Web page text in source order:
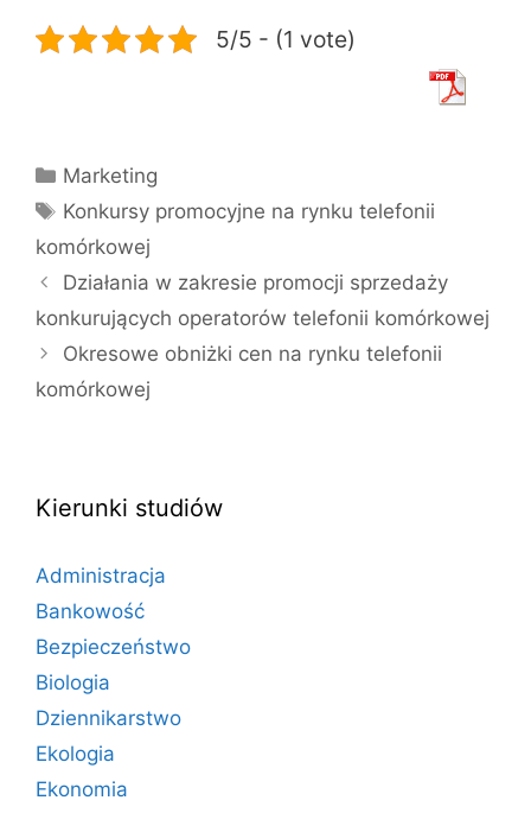
5/5 - (1 vote)
Kategorie
Marketing
Tagi
Konkursy promocyjne na rynku telefonii
komórkowej
Działania w zakresie promocji sprzedaży
konkurujących operatorów telefonii komórkowej
Okresowe obniżki cen na rynku telefonii
komórkowej
Kierunki studiów
Administracja
Bankowość
Bezpieczeństwo
Biologia
Dziennikarstwo
Ekologia
Ekonomia